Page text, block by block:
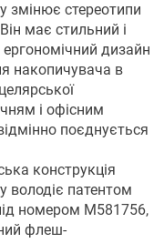
змінює стереотипи
має стильний і
дизайн
накопичувача в
і офісним
поєднується
конструкція
володіє патентом
номером M581756,
флеш-